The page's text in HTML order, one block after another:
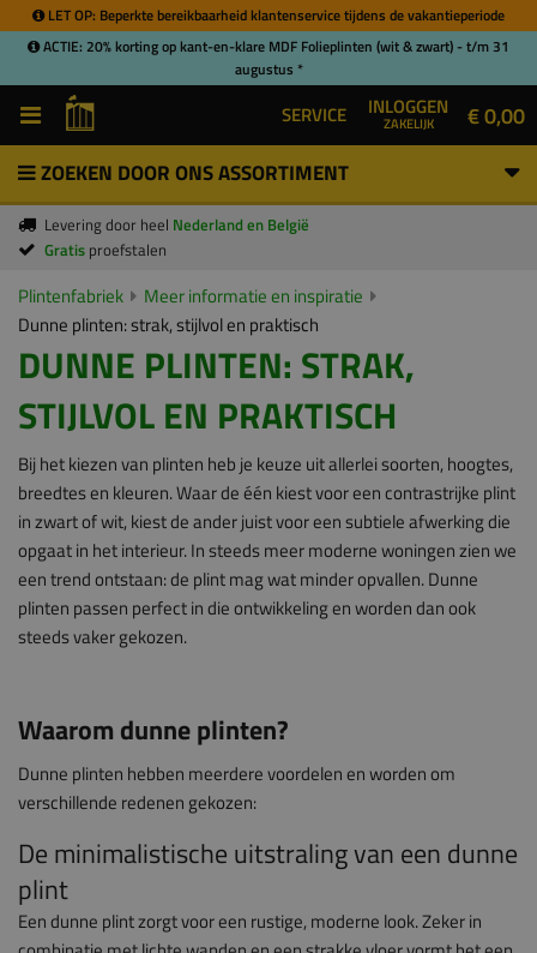
LET OP: Beperkte bereikbaarheid klantenservice tijdens de vakantieperiode
ACTIE: 20% korting op kant-en-klare MDF Folieplinten (wit & zwart) - t/m 31
augustus *
SERVICE INLOGGEN
ZAKELIJK € 0,00
ZOEKEN DOOR ONS ASSORTIMENT
Levering door heel Nederland en België
Gratis proefstalen
Plintenfabriek
Meer informatie en inspiratie
Dunne plinten: strak, stijlvol en praktisch
DUNNE PLINTEN: STRAK,
STIJLVOL EN PRAKTISCH
Bij het kiezen van plinten heb je keuze uit allerlei soorten, hoogtes,
breedtes en kleuren. Waar de één kiest voor een contrastrijke plint
in zwart of wit, kiest de ander juist voor een subtiele afwerking die
opgaat in het interieur. In steeds meer moderne woningen zien we
een trend ontstaan: de plint mag wat minder opvallen. Dunne
plinten passen perfect in die ontwikkeling en worden dan ook
steeds vaker gekozen.
Waarom dunne plinten?
Dunne plinten hebben meerdere voordelen en worden om
verschillende redenen gekozen:
De minimalistische uitstraling van een dunne
plint
Een dunne plint zorgt voor een rustige, moderne look. Zeker in